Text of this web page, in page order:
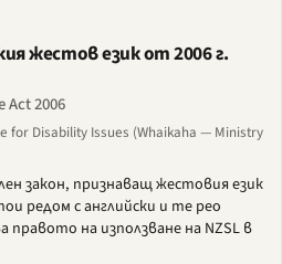
жестов език от 2006 г.
Act 2006
for Disability Issues (Whaikaha — Ministry
закон, признаващ жестовия език
редом с английски и те рео
правото на използване на NZSL в